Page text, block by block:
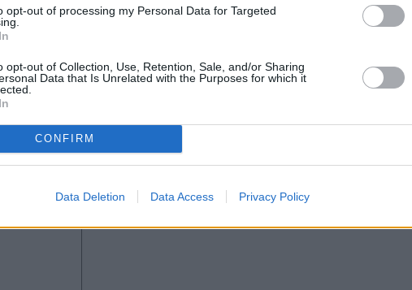
opt-out of processing my Personal Data for Targeted
opt-out of Collection, Use, Retention, Sale, and/or Sharing
Data that Is Unrelated with the Purposes for which it
CONFIRM
Data Deletion Data Access Privacy Policy
soporten una
vez más cara, por cierto",
ayudas a los agricultores, los
luchar contra la pobreza y
las Islas", Vidina Espino ha
sin nuestro consentimiento" y